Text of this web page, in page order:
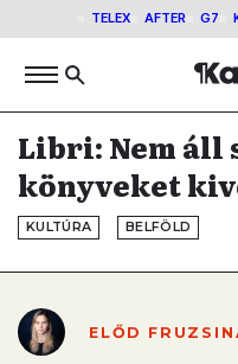
TELEX AFTER G7
Libri: Nem áll
könyveket
KULTÚRA BELFÖLD
ELŐD